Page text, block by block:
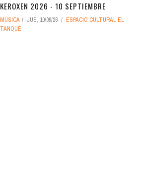
KEROXEN 2026 - 10 SEPTIEMBRE
MÚSICA JUE, 10/09/26
ESPACIO CULTURAL EL
TANQUE